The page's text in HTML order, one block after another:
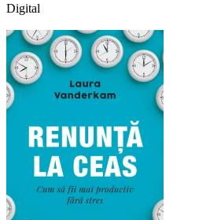
Digital